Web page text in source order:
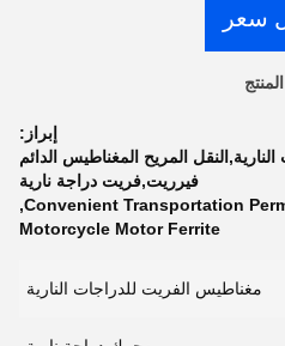
سعر
إبراز:
المريح المغناطيس الدائم
فيرريت,فريت دراجة نارية
Convenient Transportation
,
Motorcycle Motor Ferrite
مغناطيس الفريت للدراجات النارية